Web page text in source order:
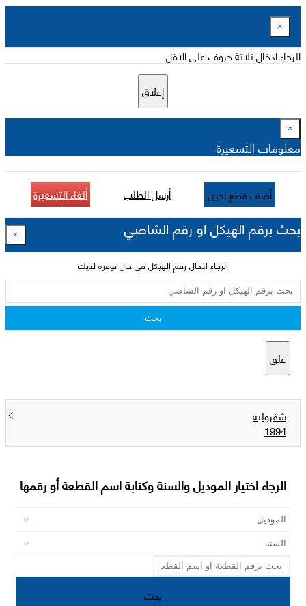
×
الرجاء ادخال ثلاثة حروف على الاقل
إغلاق
×
معلومات التسعيرة
أضف قطع اخرى أرسل الطلب ألغاء التسعيرة
بحث برقم الهيكل او رقم الشاصي ×
الرجاء ادخال رقم الهيكل في حال توفره لديك
بحث
غلق
شفروليه
1994
الرجاء اختيار الموديل والسنة وكتابة اسم القطعة أو رقمها
بحث